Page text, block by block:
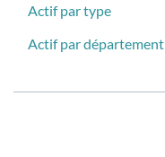
Actif par type
Actif par département